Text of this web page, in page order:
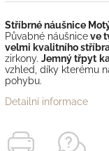
Stříbrné náušnice
Půvabné náušniceve
velmi kvalitního
zirkony. Jemný třpyt
vzhled, díky kterému
pohybu.
Detailní informace